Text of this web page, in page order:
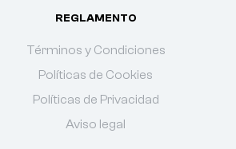
REGLAMENTO
Términos y Condiciones
Políticas de Cookies
Políticas de Privacidad
Aviso legal